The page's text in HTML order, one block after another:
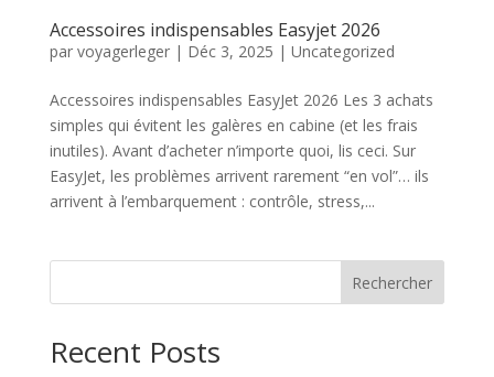
Accessoires indispensables Easyjet 2026
par voyagerleger| Déc 3, 2025 | Uncategorized
Accessoires indispensables EasyJet 2026 Les 3 achats
simples qui évitent les galères en cabine (et les frais
inutiles). Avant d’acheter n’importe quoi, lis ceci. Sur
EasyJet, les problèmes arrivent rarement “en vol”… ils
arrivent à l’embarquement : contrôle, stress,...
Rechercher
Recent Posts